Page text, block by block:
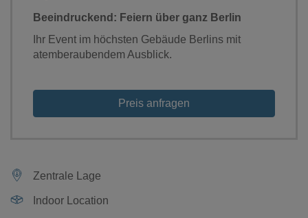
Beeindruckend: Feiern über ganz Berlin
Ihr Event im höchsten Gebäude Berlins mit
atemberaubendem Ausblick.
Preis anfragen
Zentrale Lage
Indoor Location